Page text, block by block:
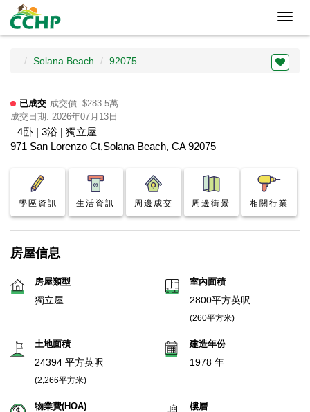
Solana Beach 92075
已成交 成交價: $283.5萬
成交日期: 2026年07月13日
4卧 | 3浴 | 獨立屋
971 San Lorenzo Ct,Solana Beach, CA 92075
學區資訊 生活資訊 周邊成交 周邊街景 相關行業
房屋信息
房屋類型
獨立屋
室內面積
2800平方英呎
(260平方米)
土地面積
24394 平方英呎
(2,266平方米)
建造年份
1978 年
物業費(HOA) 樓層